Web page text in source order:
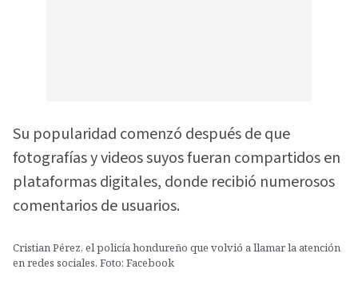
Su popularidad comenzó después de que
fotografías y videos suyos fueran compartidos en
plataformas digitales, donde recibió numerosos
comentarios de usuarios.
Cristian Pérez, el policía hondureño que volvió a llamar la atención
en redes sociales. Foto: Facebook